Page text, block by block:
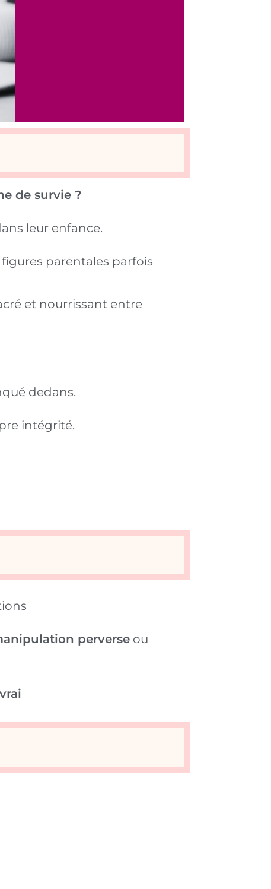
de survie ?
leur enfance.
parentales parfois
et nourrissant entre
dedans.
intégrité.
perverse ou